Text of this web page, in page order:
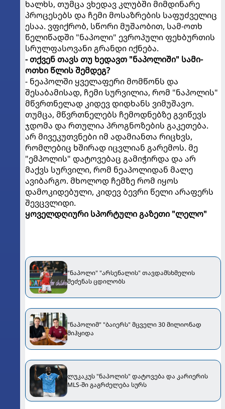
ხალხს, თუმცა ვხედავ კლუბში მიმდინარე
პროცესებს და ჩემი მოსაზრების საფუძველიც
ესაა. ვფიქრობ, სწორი მუშაობით, სამ-ოთხ
წელიწადში "ნაპოლი" ევროპული ფეხბურთის
სრულფასოვანი გრანდი იქნება.
- თქვენ თავს თუ ხედავთ "ნაპოლიში" სამი-
ოთხი წლის შემდეგ?
- ნეაპოლში ყველაფერი მომწონს და
შესაბამისად, ჩემი სურვილია, რომ "ნაპოლის"
მწვრთნელად კიდევ დიდხანს ვიმუშავო.
თუმცა, მწვრთნელებს ჩემოდნებზე გვიწევს
ჯდომა და რთულია პროგნოზების გაკეთება.
არ მივეკუთვნები იმ ადამიანთა რიცხვს,
რომლებიც ხშირად იცვლიან გარემოს. მე
"ემპოლის" დატოვებაც გამიჭირდა და არ
მაქვს სურვილი, რომ ნეაპოლიდან მალე
ავიბარგო. მხოლოდ ჩემზე რომ იყოს
დამოკიდებული, კიდევ ბევრი წელი არაფერს
შევცვლიდი.
ყოველდღიური სპორტული გაზეთი "ლელო"
"ნაპოლი" "არსენალის" თავდამსხმელის
შეძენას ცდილობს
"ნაპოლიმ" "ბაიერს" მცველი 30 მილიონად
მიჰყიდა
ლუკაკუს "ნაპოლის" დატოვება და კარიერის
MLS-ში გაგრძელება სურს